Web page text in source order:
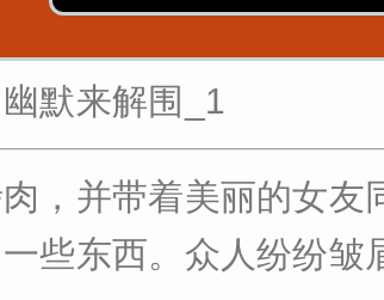
默来解围_1
，并带着美丽的女友
些东西。众人纷纷